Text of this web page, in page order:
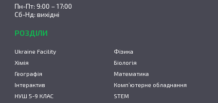
Пн-Пт: 9:00 – 17:00
Сб-Нд: вихідні
РОЗДІЛИ
Ukraine Facility
Фізика
Хімія
Біологія
Географія
Математика
Інтерактив
Комп’ютерне обладнання
НУШ 5-9 КЛАС
STEM